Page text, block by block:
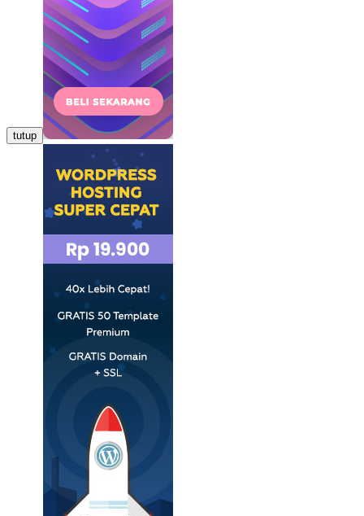
tutup